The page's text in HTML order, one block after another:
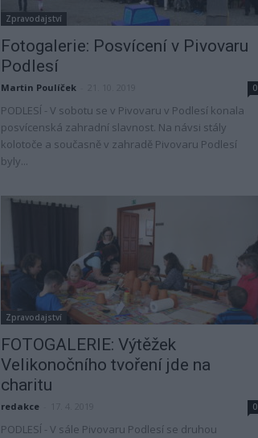
Zpravodajství
Fotogalerie: Posvícení v Pivovaru
Podlesí
Martin Poulíček 0
PODLESÍ - V sobotu se v Pivovaru v Podlesí konala
posvícenská zahradní slavnost. Na návsi stály
kolotoče a současně v zahradě Pivovaru Podlesí
byly...
Zpravodajství
FOTOGALERIE: Výtěžek
Velikonočního tvoření jde na
charitu
redakce 0
PODLESÍ - V sále Pivovaru Podlesí se druhou